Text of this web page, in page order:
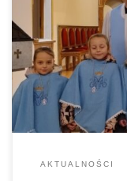
Panny (8 grudnia) na
Dziewczęcej Służby
rodzicom,
DSM. Zapraszamy
AKTUALNOŚCI